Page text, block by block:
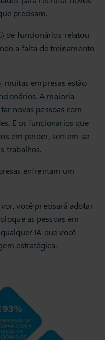
precisam.
de funcionários relatou
a falta de treinamento
muitas empresas estão
A maioria
novas pessoas com
E os funcionários que
em perder, sentem-se
trabalhos.
enfrentam um
você precisará adotar
as pessoas em
IA que você
estratégica.